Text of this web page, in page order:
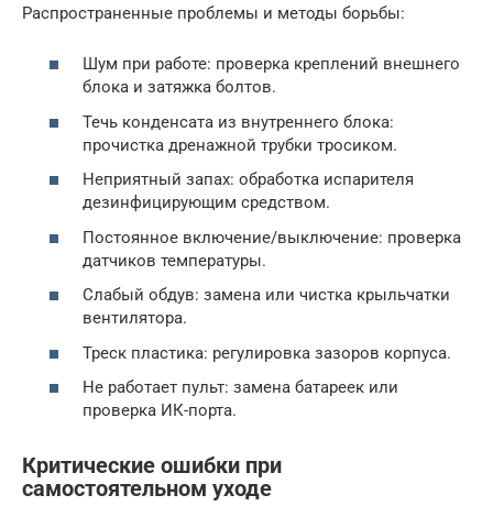
Распространенные проблемы и методы борьбы:
Шум при работе: проверка креплений внешнего
блока и затяжка болтов.
Течь конденсата из внутреннего блока:
прочистка дренажной трубки тросиком.
Неприятный запах: обработка испарителя
дезинфицирующим средством.
Постоянное включение/выключение: проверка
датчиков температуры.
Слабый обдув: замена или чистка крыльчатки
вентилятора.
Треск пластика: регулировка зазоров корпуса.
Не работает пульт: замена батареек или
проверка ИК-порта.
Критические ошибки при
самостоятельном уходе